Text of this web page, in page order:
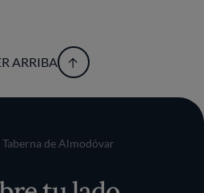
ARRIBA
Taberna de Almodóvar